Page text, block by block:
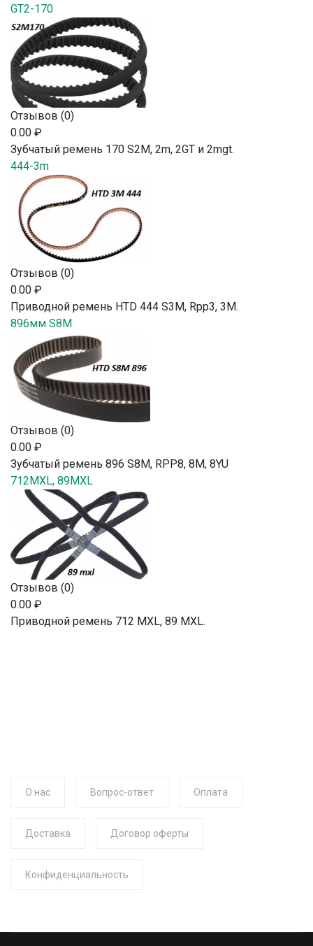
GT2-170
Отзывов (0)
0.00 ₽
Зубчатый ремень 170 S2М, 2m, 2GT и 2mgt.
444-3m
Отзывов (0)
0.00 ₽
Приводной ремень HTD 444 S3M, Rpp3, 3М.
896мм S8M
Отзывов (0)
0.00 ₽
Зубчатый ремень 896 S8M, RPP8, 8М, 8YU
712MXL, 89MXL
Отзывов (0)
0.00 ₽
Приводной ремень 712 MXL, 89 MXL.
О нас Вопрос-ответ Оплата
Доставка Договор оферты
Конфиденциальность